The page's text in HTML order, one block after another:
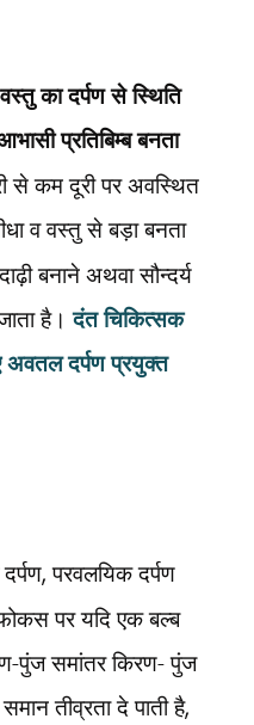
का दर्पण से स्थिति
प्रतिबिम्ब बनता
से कम दूरी पर अवस्थित
व वस्तु से बड़ा बनता
बनाने अथवा सौन्दर्य
है।दंत चिकित्सक
अवतल दर्पण प्रयुक्त
,परवलयिक दर्पण
पर यदि एक बल्ब
पुंज समांतर किरण- पुंज
तीव्रता दे पाती है,